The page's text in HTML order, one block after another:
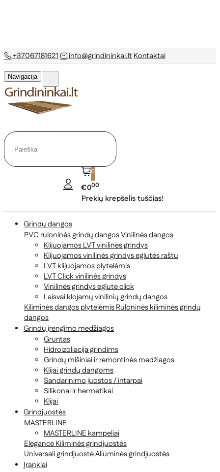
+37067181621 info@grindininkai.lt Kontaktai
Navigacija
0
€000
Prekių krepšelis tuščias!
Grindų dangos
PVC ruloninės grindų dangosVinilinės dangos
Klijuojamos LVT vinilinės grindys
Klijuojamos vinilinės grindys eglutės raštu
LVT klijuojamos plytelėmis
LVT Click vinilinės grindys
Vinilinės grindys eglute click
Laisvai klojamų vinilinių grindų dangos
Kiliminės dangos plytelėmisRuloninės kiliminės grindų
dangos
Grindų įrengimo medžiagos
Gruntas
Hidroizoliacija grindims
Grindų mišiniai ir remontinės medžiagos
Klijai grindų dangoms
Sandarinimo juostos / intarpai
Silikonai ir hermetikai
Klijai
Grindjuostės
MASTERLINE
MASTERLINE kampeliai
EleganceKiliminės grindjuostės
Universali grindjuostėAliuminės grindjuostės
Įrankiai